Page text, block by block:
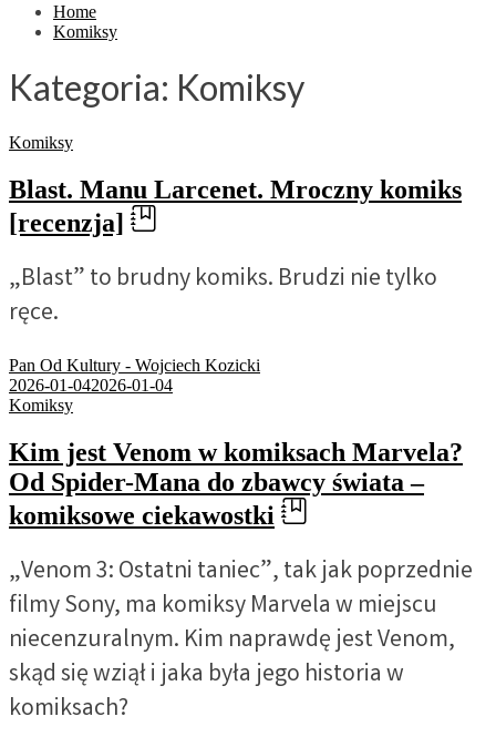
Home
Komiksy
Kategoria: Komiksy
Komiksy
Blast. Manu Larcenet. Mroczny komiks
[recenzja]
„Blast” to brudny komiks. Brudzi nie tylko
ręce.
Pan Od Kultury - Wojciech Kozicki
2026-01-042026-01-04
Komiksy
Kim jest Venom w komiksach Marvela?
Od Spider-Mana do zbawcy świata –
komiksowe ciekawostki
„Venom 3: Ostatni taniec”, tak jak poprzednie
filmy Sony, ma komiksy Marvela w miejscu
niecenzuralnym. Kim naprawdę jest Venom,
skąd się wziął i jaka była jego historia w
komiksach?